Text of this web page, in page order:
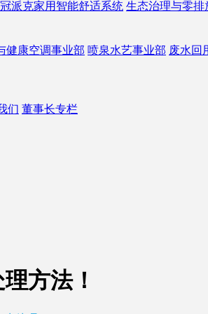
冠派克家用智能舒适系统 生态治理与零排
健康空调事业部 喷泉水艺事业部 废水回
们 董事长专栏
方法！